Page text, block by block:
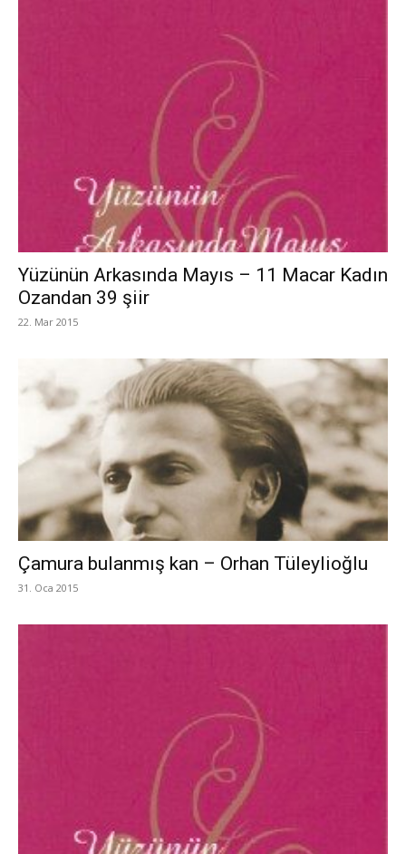
Yüzünün Arkasında Mayıs – 11 Macar Kadın
Ozandan 39 şiir
22. Mar 2015
Çamura bulanmış kan – Orhan Tüleylioğlu
31. Oca 2015